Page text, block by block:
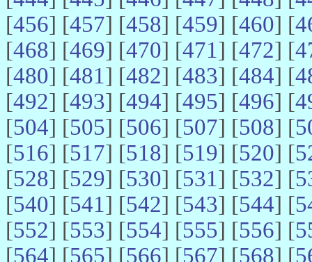
[456] [457] [458] [459] [460] [
[468] [469] [470] [471] [472] [
[480] [481] [482] [483] [484] [
[492] [493] [494] [495] [496] [
[504] [505] [506] [507] [508] [
[516] [517] [518] [519] [520] [
[528] [529] [530] [531] [532] [
[540] [541] [542] [543] [544] [
[552] [553] [554] [555] [556] [
[564] [565] [566] [567] [568] [